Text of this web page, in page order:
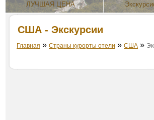
ЛУЧШАЯ ЦЕНА
США - Экскурсии
Главная » Страны курорты отели » США »